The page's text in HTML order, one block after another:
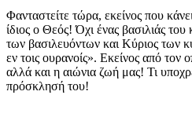
Φανταστείτε τώρα, εκείνος που
ίδιος ο Θεός! Όχι ένας βασιλιάς
των βασιλευόντων και Κύριος των
εν τοις ουρανοίς». Εκείνος από τον
αλλά και η αιώνια ζωή μας! Τι
πρόσκλησή του!